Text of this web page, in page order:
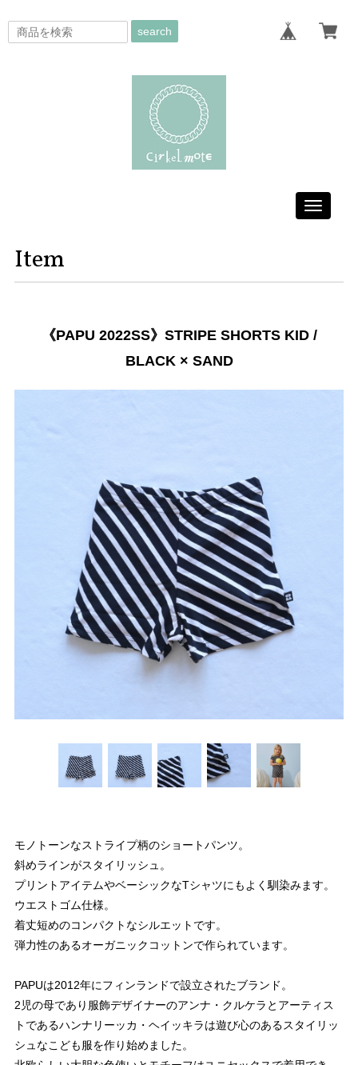
search
Toggle
Item
《PAPU 2022SS》STRIPE SHORTS KID /
BLACK × SAND
モノトーンなストライプ柄のショートパンツ。
斜めラインがスタイリッシュ。
プリントアイテムやベーシックなTシャツにもよく馴染みます。
ウエストゴム仕様。
着丈短めのコンパクトなシルエットです。
弾力性のあるオーガニックコットンで作られています。
PAPUは2012年にフィンランドで設立されたブランド。
2児の母であり服飾デザイナーのアンナ・クルケラとアーティス
トであるハンナリーッカ・ヘイッキラは遊び心のあるスタイリッ
シュなこども服を作り始めました。